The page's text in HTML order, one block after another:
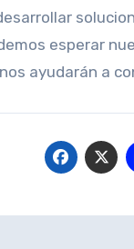
esperar
ayudarán a